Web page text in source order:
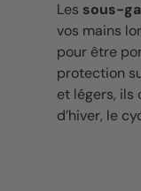
Les sous-
vos mains
pour être
protection
et légers, ils
d’hiver, le